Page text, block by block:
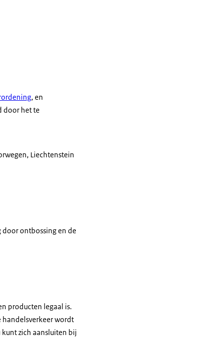
, en
door het te
Liechtenstein
door ontbossing en de
producten legaal is.
handelsverkeer wordt
kunt zich aansluiten bij